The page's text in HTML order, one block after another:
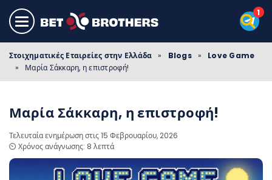
Στοιχηματικές Εταιρείες στην Ελλάδα » Blogs »
Love Game
»
Μαρία Σάκκαρη, η επιστροφή!
Μαρία Σάκκαρη, η επιστροφή!
Τελευταία ενημέρωση στις 15 Φεβρουαρίου, 2026
⏲️ Χρόνος ανάγνωσης: 8 λεπτά